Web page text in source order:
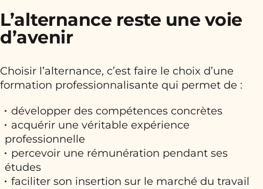
L’alternance reste une voie
d’avenir
Choisir l’alternance, c’est faire le choix d’une
formation professionnalisante qui permet de :
développer des compétences concrètes
acquérir une véritable expérience
professionnelle
percevoir une rémunération pendant ses
études
faciliter son insertion sur le marché du travail